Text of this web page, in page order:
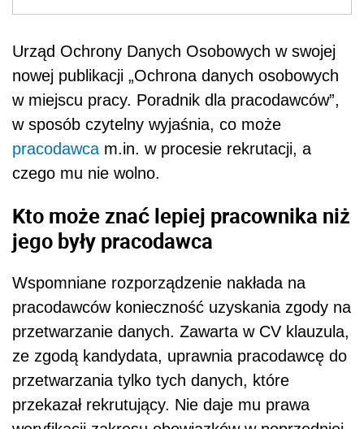
Urząd Ochrony Danych Osobowych w swojej
nowej publikacji „Ochrona danych osobowych
w miejscu pracy. Poradnik dla pracodawców”,
w sposób czytelny wyjaśnia, co może
pracodawca m.in. w procesie rekrutacji, a
czego mu nie wolno.
Kto może znać lepiej pracownika niż
jego były pracodawca
Wspomniane rozporządzenie nakłada na
pracodawców konieczność uzyskania zgody na
przetwarzanie danych. Zawarta w CV klauzula,
ze zgodą kandydata, uprawnia pracodawcę do
przetwarzania tylko tych danych, które
przekazał rekrutujący. Nie daje mu prawa